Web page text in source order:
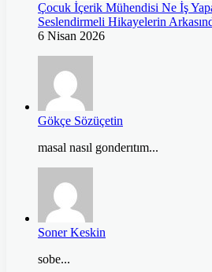
Çocuk İçerik Mühendisi Ne İş
Seslendirmeli Hikayelerin
6 Nisan 2026
Gökçe Sözüçetin
masal nasıl gonderıtım...
Soner Keskin
sobe...